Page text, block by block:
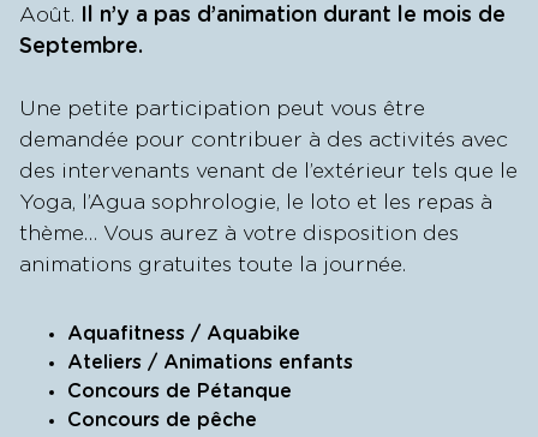
Août. Il n’y a pas d’animation durant le mois de
Septembre.
Une petite participation peut vous être
demandée pour contribuer à des activités avec
des intervenants venant de l’extérieur tels que le
Yoga, l’Agua sophrologie, le loto et les repas à
thème… Vous aurez à votre disposition des
animations gratuites toute la journée.
Aquafitness / Aquabike
Ateliers / Animations enfants
Concours de Pétanque
Concours de pêche